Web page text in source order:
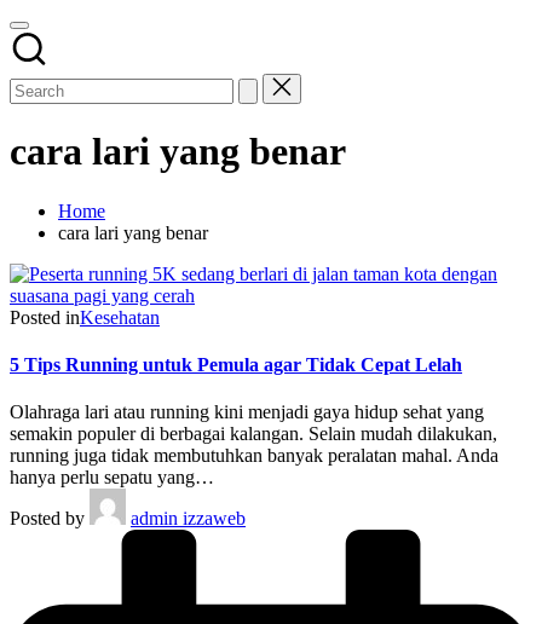
cara lari yang benar
Home
cara lari yang benar
Posted inKesehatan
5 Tips Running untuk Pemula agar Tidak Cepat Lelah
Olahraga lari atau running kini menjadi gaya hidup sehat yang
semakin populer di berbagai kalangan. Selain mudah dilakukan,
running juga tidak membutuhkan banyak peralatan mahal. Anda
hanya perlu sepatu yang…
Posted by
admin izzaweb